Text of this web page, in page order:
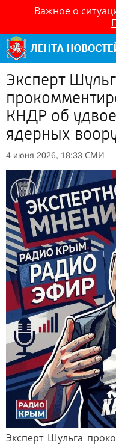
Важное о
Эксперт
КНДР об
ядерных
4 июня 2026, 18:33 СМИ
Эксперт Шульга